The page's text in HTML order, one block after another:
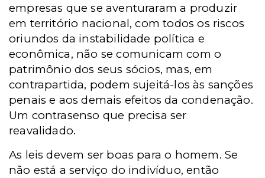
empresas que se aventuraram a produzir
em território nacional, com todos os riscos
oriundos da instabilidade política e
econômica, não se comunicam com o
patrimônio dos seus sócios, mas, em
contrapartida, podem sujeitá-los às sanções
penais e aos demais efeitos da condenação.
Um contrasenso que precisa ser
reavalidado.
As leis devem ser boas para o homem. Se
não está a serviço do indivíduo, então